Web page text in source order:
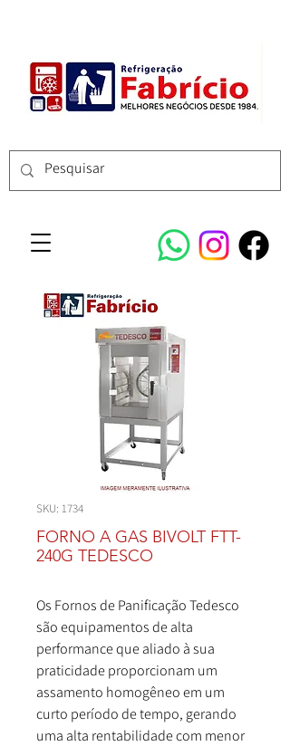
SKU: 1734
FORNO A GAS BIVOLT FTT-
240G TEDESCO
Os Fornos de Panificação Tedesco
são equipamentos de alta
performance que aliado à sua
praticidade proporcionam um
assamento homogêneo em um
curto período de tempo, gerando
uma alta rentabilidade com menor